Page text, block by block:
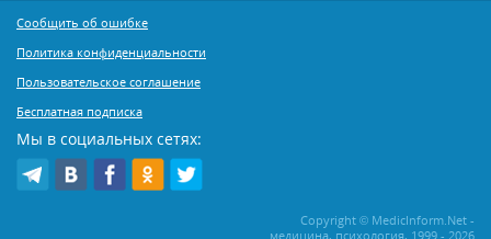
Сообщить об ошибке
Политика конфиденциальности
Пользовательское соглашение
Бесплатная подписка
Мы в социальных сетях:
Copyright © MedicInform.Net -
медицина, психология, 1999 - 2026